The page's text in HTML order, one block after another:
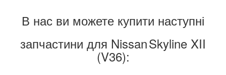
SUBARU keyboard_arrow_down
SUZUKI keyboard_arrow_down
В нас ви можете купити наступні
запчастини для NissanSkyline XII
(V36):